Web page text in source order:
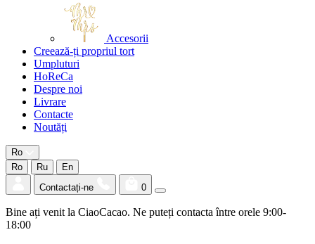
Accesorii
Creează-ți propriul tort
Umpluturi
HoReCa
Despre noi
Livrare
Contacte
Noutăți
Ro
Ro
Ru
En
Contactați-ne
0
Bine ați venit la CiaoCacao. Ne puteți contacta între orele 9:00-
18:00